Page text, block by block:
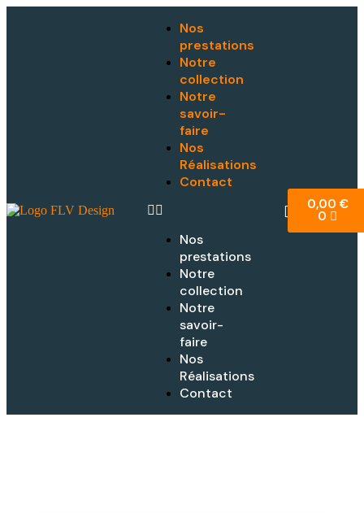
Nos
prestations
Notre
collection
Notre
savoir-
faire
Nos
Réalisations
Contact
Nos
prestations
Notre
collection
Notre
savoir-
faire
Nos
Réalisations
Contact
0,00€
0